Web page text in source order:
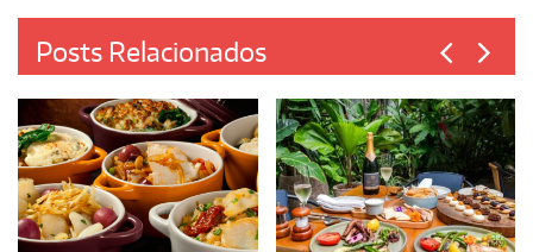
Posts Relacionados